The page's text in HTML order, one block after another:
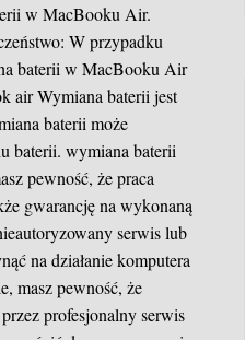
w MacBooku Air.
W przypadku
baterii w MacBooku Air
airWymiana baterii jest
baterii może
baterii.wymiana baterii
pewność, że praca
gwarancję na wykonaną
serwis lub
na działanie komputera
masz pewność, że
profesjonalny serwis